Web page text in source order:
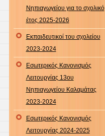
Νηπιαγωγείου για το σχολικό
έτος 2025-2026
Εκπαιδευτικοί του σχολείου
2023-2024
Εσωτερικός Κανονισμός
Λειτουργίας 13ου
Νηπιαγωγείου Καλαμάτας
2023-2024
Εσωτερικός Κανονισμός
Λειτουργίας 2024-2025